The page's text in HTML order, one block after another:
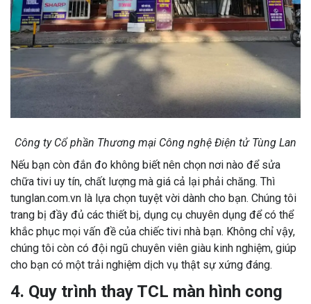
Công ty Cổ phần Thương mại Công nghệ Điện tử Tùng Lan
Nếu bạn còn đắn đo không biết nên chọn nơi nào để sửa
chữa tivi uy tín, chất lượng mà giá cả lại phải chăng. Thì
tunglan.com.vn là lựa chọn tuyệt vời dành cho bạn. Chúng tôi
trang bị đầy đủ các thiết bị, dụng cụ chuyên dụng để có thể
khắc phục mọi vấn đề của chiếc tivi nhà bạn. Không chỉ vậy,
chúng tôi còn có đội ngũ chuyên viên giàu kinh nghiệm, giúp
cho bạn có một trải nghiệm dịch vụ thật sự xứng đáng.
4. Quy trình thay TCL màn hình cong